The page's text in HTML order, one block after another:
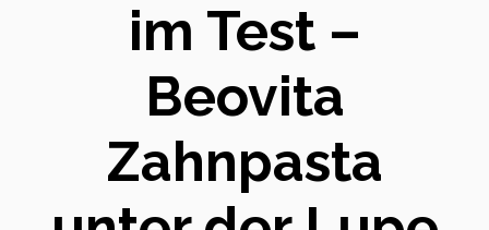
im Test –
Beovita
Zahnpasta